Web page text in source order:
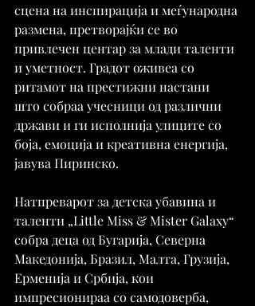
сцена на инспирација и меѓународна
размена, претворајќи се во
привлечен центар за млади таленти
и уметност. Градот оживеа со
ритамот на престижни настани
што собраа учесници од различни
држави и ги исполнија улиците со
боја, емоција и креативна енергија,
јавува Пиринско.
Натпреварот за детска убавина и
таленти „Little Miss & Mister Galaxy“
собра деца од Бугарија, Северна
Македонија, Бразил, Малта, Грузија,
Ерменија и Србија, кои
импресионираа со самодоверба,